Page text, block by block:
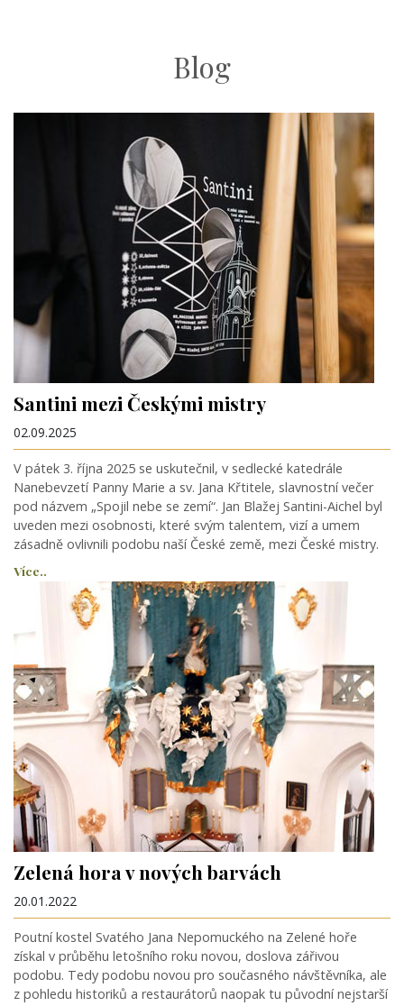
Blog
Santini mezi Českými mistry
02.09.2025
V pátek 3. října 2025 se uskutečnil, v sedlecké katedrále
Nanebevzetí Panny Marie a sv. Jana Křtitele, slavnostní večer
pod názvem „Spojil nebe se zemí“. Jan Blažej Santini-Aichel byl
uveden mezi osobnosti, které svým talentem, vizí a umem
zásadně ovlivnili podobu naší České země, mezi České mistry.
Více..
Zelená hora v nových barvách
20.01.2022
Poutní kostel Svatého Jana Nepomuckého na Zelené hoře
získal v průběhu letošního roku novou, doslova zářivou
podobu. Tedy podobu novou pro současného návštěvníka, ale
z pohledu historiků a restaurátorů naopak tu původní nejstarší